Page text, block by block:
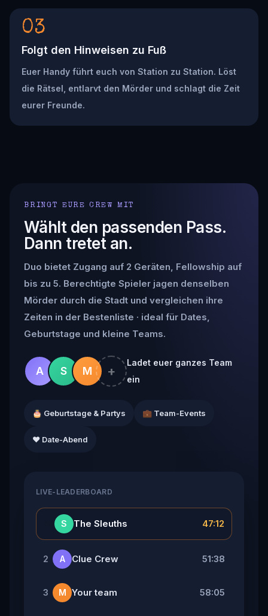
03
Folgt den Hinweisen zu Fuß
Euer Handy führt euch von Station zu Station. Löst
die Rätsel, entlarvt den Mörder und schlagt die Zeit
eurer Freunde.
BRINGT EURE CREW MIT
Wählt den passenden Pass.
Dann tretet an.
Duo bietet Zugang auf 2 Geräten, Fellowship auf
bis zu 5. Berechtigte Spieler jagen denselben
Mörder durch die Stadt und vergleichen ihre
Zeiten in der Bestenliste · ideal für Dates,
Geburtstage und kleine Teams.
A S M +
Ladet euer ganzes Team
ein
🎂 Geburtstage & Partys 💼 Team-Events
❤️ Date-Abend
LIVE-LEADERBOARD
S The Sleuths 47:12
2 A Clue Crew 51:38
3 M Your team 58:05